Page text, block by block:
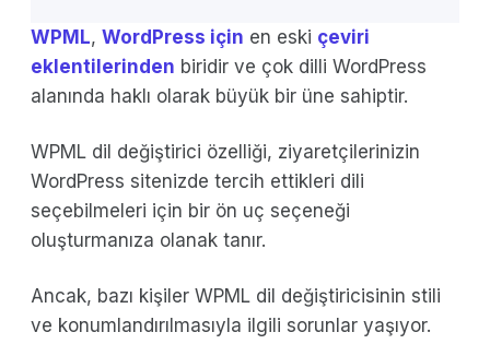
WPML, WordPress için en eski çeviri
eklentilerinden biridir ve çok dilli WordPress
alanında haklı olarak büyük bir üne sahiptir.
WPML dil değiştirici özelliği, ziyaretçilerinizin
WordPress sitenizde tercih ettikleri dili
seçebilmeleri için bir ön uç seçeneği
oluşturmanıza olanak tanır.
Ancak, bazı kişiler WPML dil değiştiricisinin stili
ve konumlandırılmasıyla ilgili sorunlar yaşıyor.